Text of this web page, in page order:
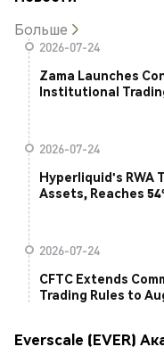
Больше
2026-07-24
Zama Launches
Institutional
2026-07-24
Hyperliquid's RWA
Assets, Reaches
2026-07-24
CFTC Extends
Trading Rules to
Everscale (EVER)